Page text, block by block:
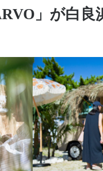
」が白良